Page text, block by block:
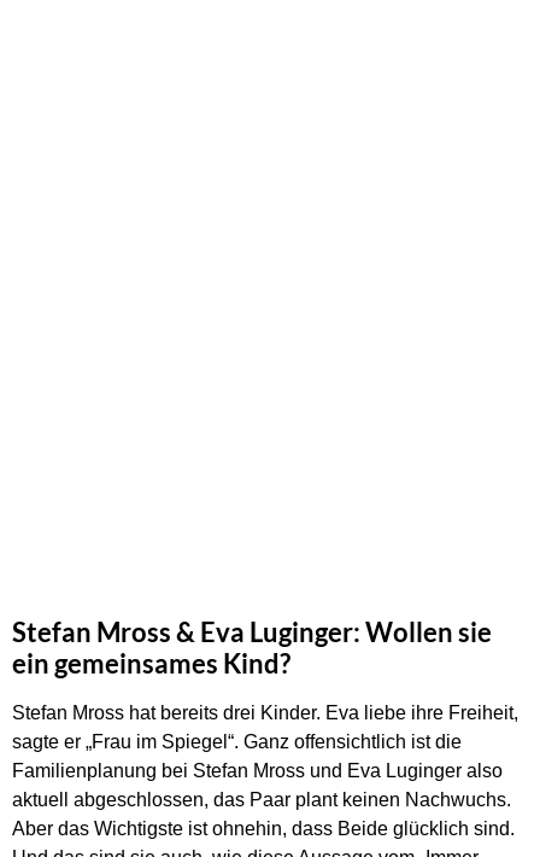
Stefan Mross & Eva Luginger: Wollen sie
ein gemeinsames Kind?
Stefan Mross hat bereits drei Kinder. Eva liebe ihre Freiheit,
sagte er „Frau im Spiegel“. Ganz offensichtlich ist die
Familienplanung bei Stefan Mross und Eva Luginger also
aktuell abgeschlossen, das Paar plant keinen Nachwuchs.
Aber das Wichtigste ist ohnehin, dass Beide glücklich sind.